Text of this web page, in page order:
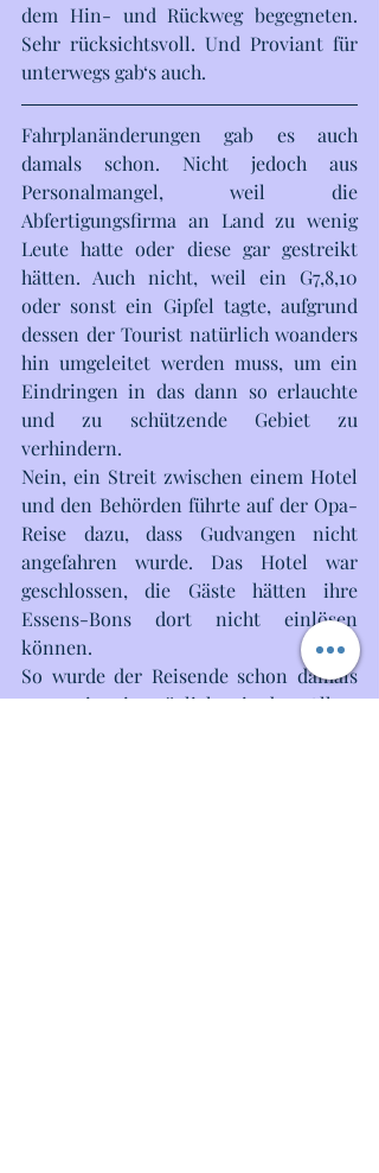
dem Hin- und Rückweg begegneten.
Sehr rücksichtsvoll. Und Proviant für
unterwegs gab‘s auch.
Fahrplanänderungen gab es auch
damals schon. Nicht jedoch aus
Personalmangel, weil die
Abfertigungsfirma an Land zu wenig
Leute hatte oder diese gar gestreikt
hätten. Auch nicht, weil ein G7,8,10
oder sonst ein Gipfel tagte, aufgrund
dessen der Tourist natürlich woanders
hin umgeleitet werden muss, um ein
Eindringen in das dann so erlauchte
und zu schützende Gebiet zu
verhindern.
Nein, ein Streit zwischen einem Hotel
und den Behörden führte auf der Opa-
Reise dazu, dass Gudvangen nicht
angefahren wurde. Das Hotel war
geschlossen, die Gäste hätten ihre
Essens-Bons dort nicht einlösen
können.
So wurde der Reisende schon damals
so wenig wie möglich mit dem Alltag